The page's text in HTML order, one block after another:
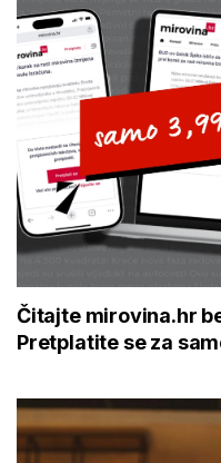
Čitajte mirovina.hr
Pretplatite se za